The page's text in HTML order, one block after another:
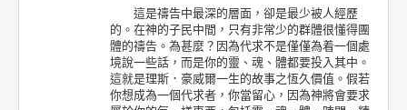
這是禱告中最深的層面，卻是最少被人經歷
的。在神的子民中間，只有非常少的群體很懂得團
體的禱告。為甚麼？因為代求不是僅僅為着一個處
境說一些話，而是你的靈、魂、體都要投入其中。
這就是理斯．豪威爾一生的故事之恆久價值。假若
你想成為一個代求者，你當留心，因為神將會要求